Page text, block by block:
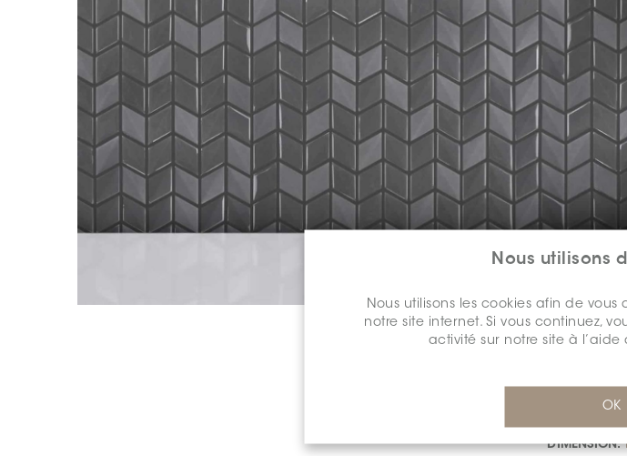
Nous utilisons
Nous utilisons les cookies afin de
notre site internet. Si vous continuez,
activité sur notre site à l’aide
OK
COULEUR:
DIMENSION: